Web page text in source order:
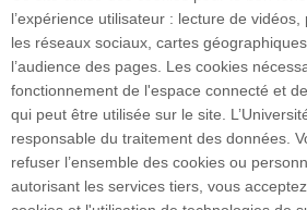
Plan du site
Accueil des publics
l’expérience utilisateur : lecture de
les réseaux sociaux, cartes
l’audience des pages. Les cookies
fonctionnement de l'espace connecté et
qui peut être utilisée sur le site.
responsable du traitement des données.
refuser l’ensemble des cookies ou
autorisant les services tiers, vous